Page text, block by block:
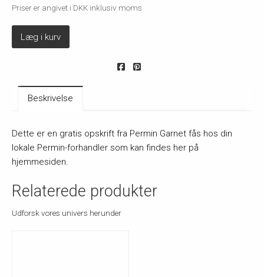
Priser er angivet i DKK inklusiv moms
Læg i kurv
Beskrivelse
Dette er en gratis opskrift fra Permin Garnet fås hos din
lokale Permin-forhandler som kan findes her på
hjemmesiden.
Relaterede produkter
Udforsk vores univers herunder